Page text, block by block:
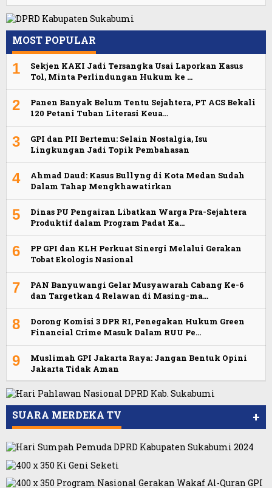
MOST POPULAR
1
Sekjen KAKI Jadi Tersangka Usai Laporkan Kasus
Tol, Minta Perlindungan Hukum ke …
2
Panen Banyak Belum Tentu Sejahtera, PT ACS Bekali
120 Petani Tuban Literasi Keua…
3
GPI dan PII Bertemu: Selain Nostalgia, Isu
Lingkungan Jadi Topik Pembahasan
4
Ahmad Daud: Kasus Bullyng di Kota Medan Sudah
Dalam Tahap Mengkhawatirkan
5
Dinas PU Pengairan Libatkan Warga Pra-Sejahtera
Produktif dalam Program Padat Ka…
6
PP GPI dan KLH Perkuat Sinergi Melalui Gerakan
Tobat Ekologis Nasional
7
PAN Banyuwangi Gelar Musyawarah Cabang Ke-6
dan Targetkan 4 Relawan di Masing-ma…
8
Dorong Komisi 3 DPR RI, Penegakan Hukum Green
Financial Crime Masuk Dalam RUU Pe…
9
Muslimah GPI Jakarta Raya: Jangan Bentuk Opini
Jakarta Tidak Aman
SUARA MERDEKA TV +